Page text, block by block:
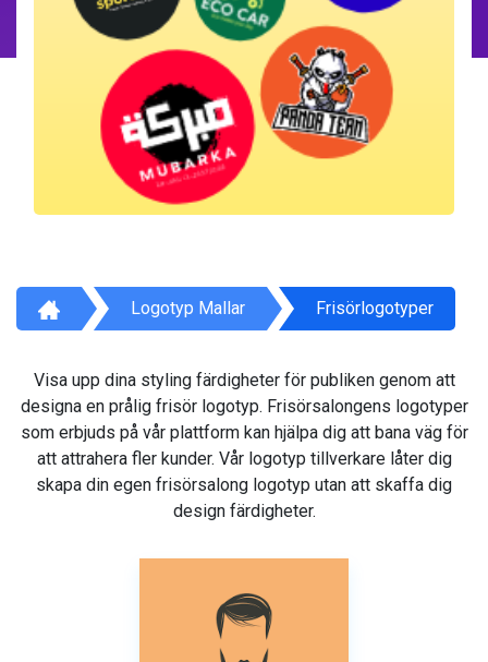
Logotyp Mallar Frisörlogotyper
Visa upp dina styling färdigheter för publiken genom att
designa en prålig frisör logotyp. Frisörsalongens logotyper
som erbjuds på vår plattform kan hjälpa dig att bana väg för
att attrahera fler kunder. Vår logotyp tillverkare låter dig
skapa din egen frisörsalong logotyp utan att skaffa dig
design färdigheter.